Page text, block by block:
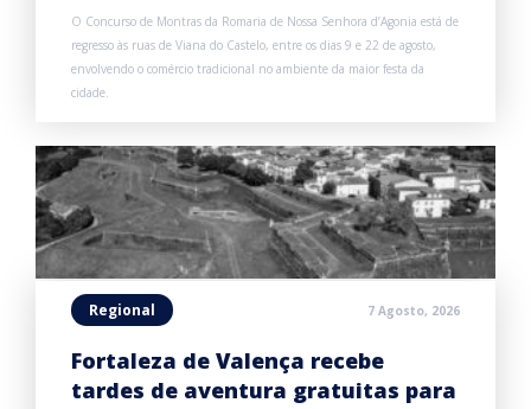
O Concurso de Montras da Romaria de Nossa Senhora d’Agonia está de
regresso às ruas de Viana do Castelo, entre os dias 9 e 22 de agosto,
envolvendo o comércio tradicional no ambiente da maior festa da
cidade.
Regional 7 Agosto, 2026
Fortaleza de Valença recebe
tardes de aventura gratuitas para